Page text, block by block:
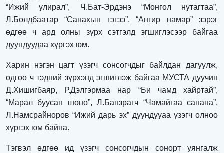
“Ижий улирал”, Ч.Бат-Эрдэнэ “Монгол нутагтаа”,
Л.Болдбаатар “Санахын гэгээ”, “Ангир намар” зэрэг
өдгөө ч ард олны зүрх сэтгэлд эгшиглэсээр байгаа
дуундуудаа хүргэх юм.
Харин нэгэн цагт үзэгч сонсогчдыг байлдан дагуулж,
өдгөө ч тэдний зүрхэнд эгшиглэж байгаа МУСТА дуучин
Д.Хишигбаяр, Р.Дэлгэрмаа нар “Би чамд хайртай”,
“Марал буусан шөнө”, Л.Банзрагч “Чамайгаа санана”,
Л.Намсрайноров “Ижий дарь эх” дуундууаа үзэгч олноо
хүргэх юм байна.
Тэгвэл өдгөө ид үзэгч сонсогчдын сонорт уянгалж